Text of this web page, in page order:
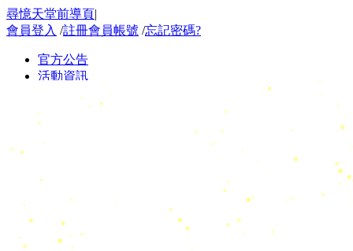
尋憶天堂前導頁|
會員登入 /註冊會員帳號 /忘記密碼?